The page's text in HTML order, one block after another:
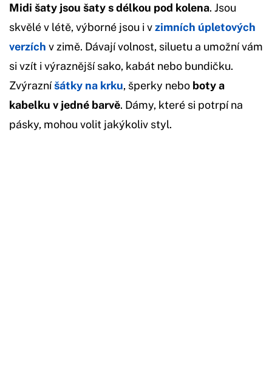
Midi šaty jsou šaty s délkou pod kolena. Jsou
skvělé v létě, výborné jsou i vzimních úpletových
verzích v zimě. Dávají volnost, siluetu a umožní vám
si vzít i výraznější sako, kabát nebo bundičku.
Zvýrazníšátky na krku, šperky nebo boty a
kabelku v jedné barvě. Dámy, které si potrpí na
pásky, mohou volit jakýkoliv styl.